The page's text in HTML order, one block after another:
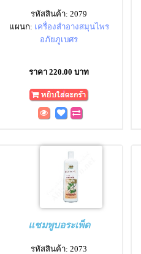
รหัสสินค้า: 2079
แผนก: เครื่องสำอางสมุนไพร
อภัยภูเบศร
ราคา 220.00 บาท
แชมพูบอระเพ็ด
รหัสสินค้า: 2073